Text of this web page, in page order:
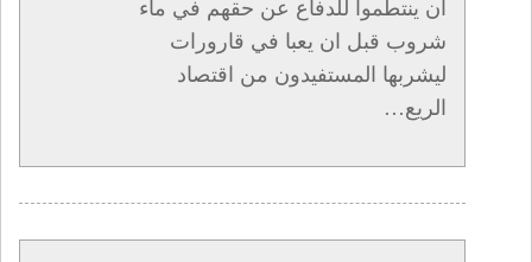
ان ينتطموا للدفاع عن حقهم في ماء
شروب قبل ان يعبا في قارورات
ليشربها المستفيدون من اقتصاد
الريع…